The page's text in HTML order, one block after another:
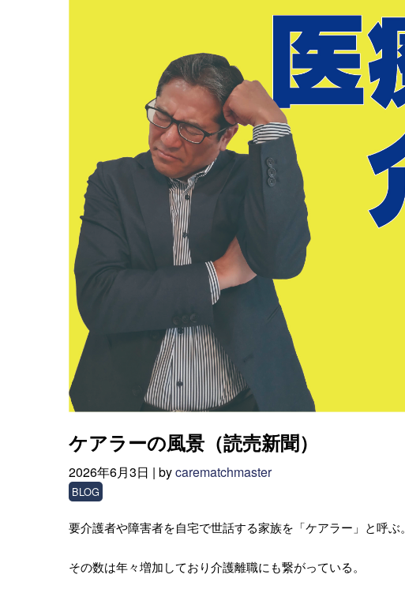
ケアラーの風景（読売新聞）
2026年6月3日 | bycarematchmaster
BLOG
要介護者や障害者を自宅で世話する家族を「ケアラー」と呼ぶ。
その数は年々増加しており介護離職にも繋がっている。